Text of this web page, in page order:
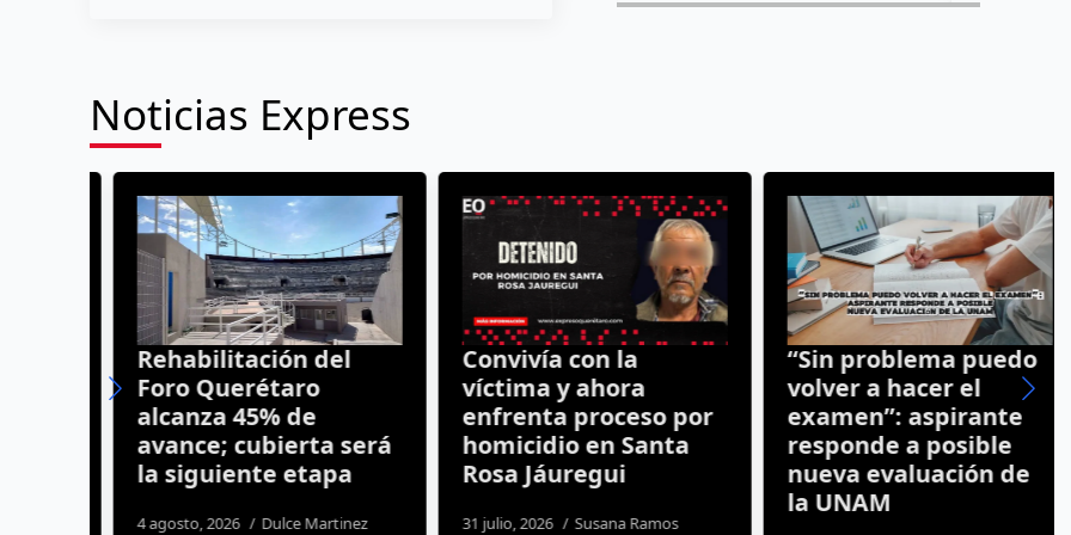
Noticias Express
Rehabilitación del
Foro Querétaro
alcanza 45% de
avance; cubierta será
la siguiente etapa
4 agosto, 2026 Dulce Martinez
Convivía con la
víctima y ahora
enfrenta proceso por
homicidio en Santa
Rosa Jáuregui
31 julio, 2026 Susana Ramos
“Sin problema puedo
volver a hacer el
examen”: aspirante
responde a posible
nueva evaluación de
la UNAM